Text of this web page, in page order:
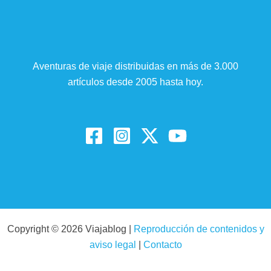
Aventuras de viaje distribuidas en más de 3.000
artículos desde 2005 hasta hoy.
Copyright © 2026 Viajablog |
Reproducción de contenidos y
aviso legal
Contacto